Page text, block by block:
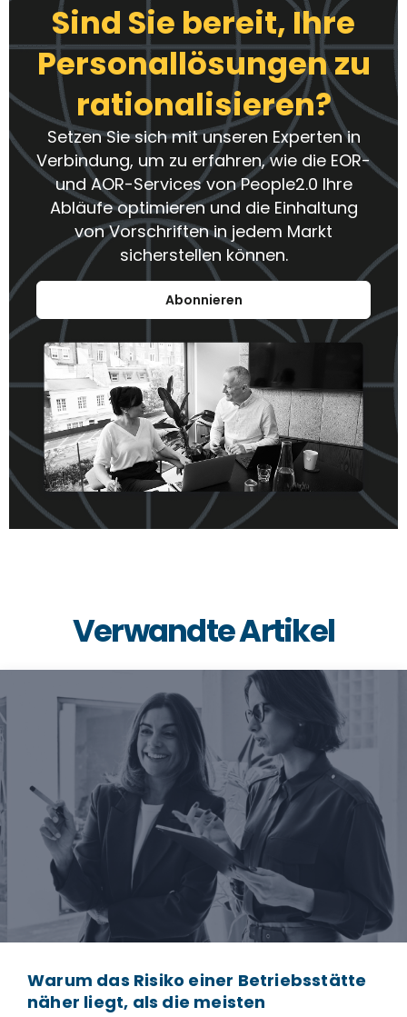
Sind Sie bereit, Ihre
Personallösungen zu
rationalisieren?
Setzen Sie sich mit unseren Experten in
Verbindung, um zu erfahren, wie die EOR-
und AOR-Services von People2.0 Ihre
Abläufe optimieren und die Einhaltung
von Vorschriften in jedem Markt
sicherstellen können.
Abonnieren
Verwandte Artikel
Warum das Risiko einer Betriebsstätte
näher liegt, als die meisten